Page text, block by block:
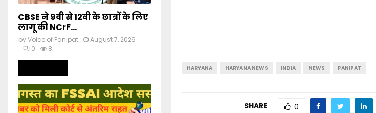
HARYANA HARYANA NEWS INDIA NEWS PANIPAT
SHARE 0
CBSE ने 9वी से 12वी के छात्रों के लिए
लागू की NCrF...
byVoice of Panipat
August 7, 2026
0
8